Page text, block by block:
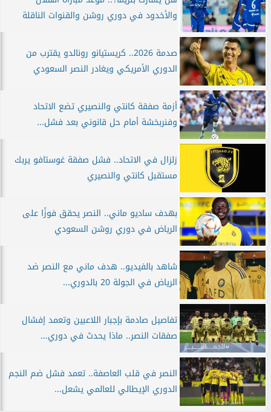
والأخدود في دوري روشن والقنوات الناقلة
صدمة 2026.. كريستيانو رونالدو يقترب من
الدوري الأمريكي ويغادر النصر السعودي
أزمة صفقة كانتي والنصيري تضع الاتحاد
وفنربخشة أمام حل قانوني بعد فشل...
زلزال في الاتحاد.. فشل صفقة غوستافو يربك
مستقبل كانتي والنصيري
بهدف ساديو ماني.. النصر يحقق فوزًا على
الرياض في دوري روشن السعودي
شاهد بالفيديو.. هدف ماني مع النصر ضد
الرياض في الجولة 20 بالدوري...
تفاصيل صادمة بإجبار اللاعبين وتعمد إفشال
صفقات النصر.. ماذا يحدث في دوري...
النصر في قلب العاصفة.. تعمد فشل ضم النجم
الدوري الإيطالي للعالمي يشعل...